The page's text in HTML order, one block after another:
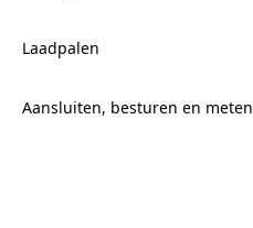
Laadpalen
Aansluiten, besturen en meten